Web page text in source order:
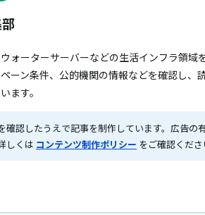
ォーターサーバーなどの生活インフラ領域
ーン条件、公的機関の情報などを確認し、
ます。
認したうえで記事を制作しています。広告の
しくは コンテンツ制作ポリシー をご確認くださ